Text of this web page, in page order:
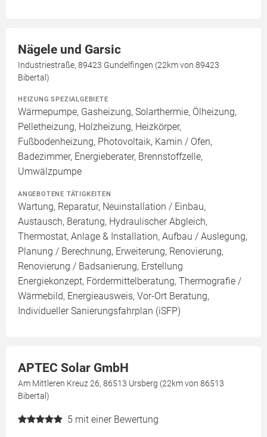
Nägele und Garsic
Industriestraße, 89423 Gundelfingen (22km von 89423
Bibertal)
HEIZUNG SPEZIALGEBIETE
Wärmepumpe, Gasheizung, Solarthermie, Ölheizung,
Pelletheizung, Holzheizung, Heizkörper,
Fußbodenheizung, Photovoltaik, Kamin / Ofen,
Badezimmer, Energieberater, Brennstoffzelle,
Umwälzpumpe
ANGEBOTENE TÄTIGKEITEN
Wartung, Reparatur, Neuinstallation / Einbau,
Austausch, Beratung, Hydraulischer Abgleich,
Thermostat, Anlage & Installation, Aufbau / Auslegung,
Planung / Berechnung, Erweiterung, Renovierung,
Renovierung / Badsanierung, Erstellung
Energiekonzept, Fördermittelberatung, Thermografie /
Wärmebild, Energieausweis, Vor-Ort Beratung,
Individueller Sanierungsfahrplan (iSFP)
APTEC Solar GmbH
Am Mittleren Kreuz 26, 86513 Ursberg (22km von 86513
Bibertal)
5 mit einer Bewertung